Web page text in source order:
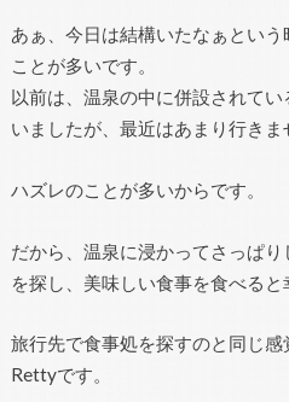
あぁ、今日は結構いたなぁとい
ことが多いです。
以前は、温泉の中に併設されて
いましたが、最近はあまり行きま
ハズレのことが多いからです。
だから、温泉に浸かってさっぱり
を探し、美味しい食事を食べると
旅行先で食事処を探すのと同じ
Rettyです。